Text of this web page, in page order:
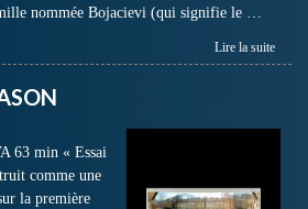
nommée Bojacievi (qui signifie le …
Lire la suite
63 min « Essai
comme une
la première